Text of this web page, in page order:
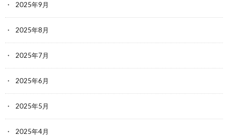
2025年9月
2025年8月
2025年7月
2025年6月
2025年5月
2025年4月